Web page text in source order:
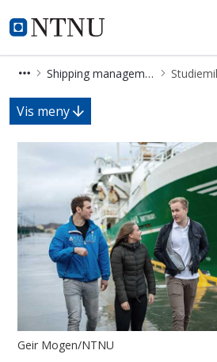
NTNU Hjemmeside
Shipping
Shipping management - bachelor
Studiemiljø -
Vis meny
Geir Mogen/NTNU